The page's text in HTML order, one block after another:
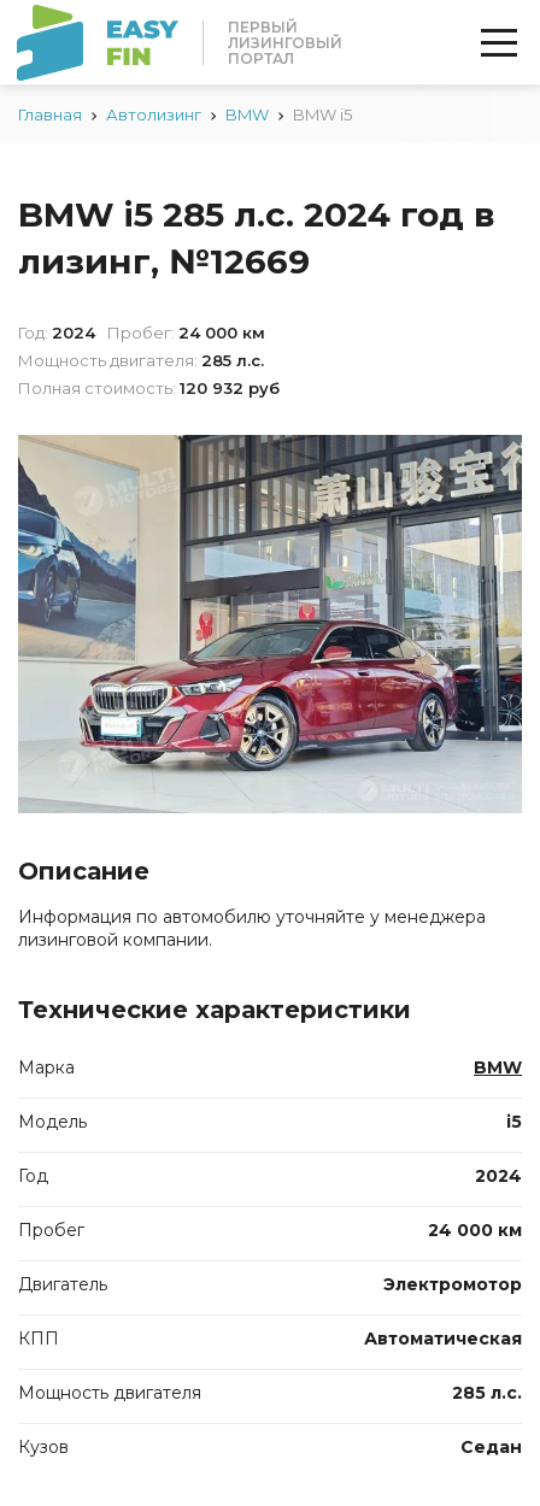
ПЕРВЫЙ
ЛИЗИНГОВЫЙ
ПОРТАЛ
Главная Автолизинг BMW BMW i5
BMW i5 285 л.с. 2024 год в
лизинг, №12669
Год: 2024 Пробег: 24 000 км
Мощность двигателя: 285 л.с.
Полная стоимость: 120 932 руб
Описание
Информация по автомобилю уточняйте у менеджера
лизинговой компании.
Технические характеристики
Марка BMW
Модель i5
Год 2024
Пробег 24 000 км
Двигатель Электромотор
КПП Автоматическая
Мощность двигателя 285 л.с.
Кузов Седан